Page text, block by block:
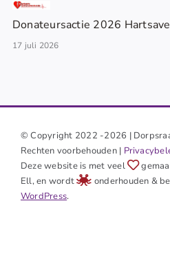
Donateursactie 2026
17 juli 2026
© Copyright 2022 -2026 |
Rechten voorbehouden |
Deze website is met veel
Ell, en wordt
onderhouden &
WordPress.